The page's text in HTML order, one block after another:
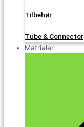
Tilbehør
Tube & Connector
Matrialer